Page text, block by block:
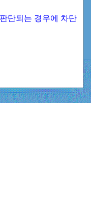
단되는 경우에 차단